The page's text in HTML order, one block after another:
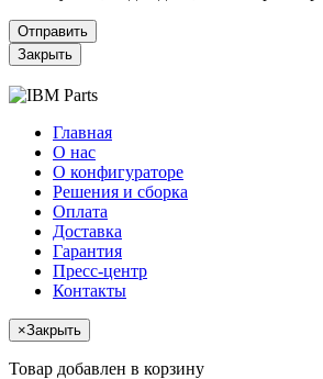
Отправить
Закрыть
Главная
О нас
О конфигураторе
Решения и сборка
Оплата
Доставка
Гарантия
Пресс-центр
Контакты
×Закрыть
Товар добавлен в корзину